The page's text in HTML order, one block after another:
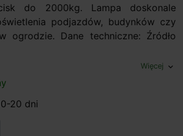
do 2000kg. Lampa doskonale
podjazdów, budynków czy
ogrodzie. Dane techniczne: Źródło
Więcej expand_more
20 dni